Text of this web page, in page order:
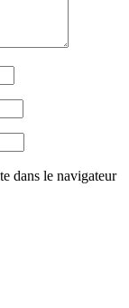
dans le navigateur